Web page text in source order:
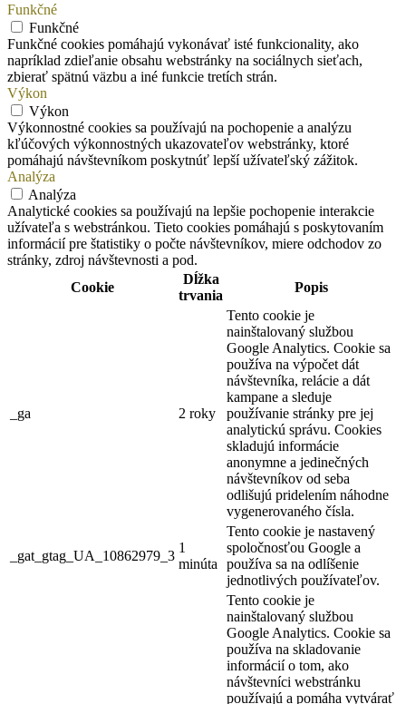
Funkčné
Funkčné
Funkčné cookies pomáhajú vykonávať isté funkcionality, ako
napríklad zdieľanie obsahu webstránky na sociálnych sieťach,
zbierať spätnú väzbu a iné funkcie tretích strán.
Výkon
Výkon
Výkonnostné cookies sa používajú na pochopenie a analýzu
kľúčových výkonnostných ukazovateľov webstránky, ktoré
pomáhajú návštevníkom poskytnúť lepší užívateľský zážitok.
Analýza
Analýza
Analytické cookies sa používajú na lepšie pochopenie interakcie
užívateľa s webstránkou. Tieto cookies pomáhajú s poskytovaním
informácií pre štatistiky o počte návštevníkov, miere odchodov zo
stránky, zdroj návštevnosti a pod.
Cookie
Dĺžka
trvania
Popis
_ga 2 roky
Tento cookie je
nainštalovaný službou
Google Analytics. Cookie sa
používa na výpočet dát
návštevníka, relácie a dát
kampane a sleduje
používanie stránky pre jej
analytickú správu. Cookies
skladujú informácie
anonymne a jedinečných
návštevníkov od seba
odlišujú pridelením náhodne
vygenerovaného čísla.
_gat_gtag_UA_10862979_3
1
minúta
Tento cookie je nastavený
spoločnosťou Google a
používa sa na odlíšenie
jednotlivých používateľov.
Tento cookie je
nainštalovaný službou
Google Analytics. Cookie sa
používa na skladovanie
informácií o tom, ako
návštevníci webstránku
používajú a pomáha vytvárať